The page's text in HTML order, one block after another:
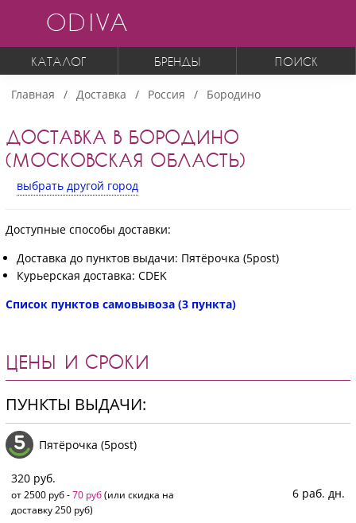
ODIVA
КАТАЛОГ БРЕНДЫ ПОИСК
Главная Доставка Россия Бородино
ДОСТАВКА В БОРОДИНО
(МОСКОВСКАЯ ОБЛАСТЬ)
выбрать другой город
Доступные способы доставки:
Доставка до пунктов выдачи: Пятёрочка (5post)
Курьерская доставка: CDEK
Список пунктов самовывоза (3 пункта)
ЦЕНЫ И СРОКИ
ПУНКТЫ ВЫДАЧИ:
Пятёрочка (5post)
320 руб.
от 2500 руб -70 руб(или скидка на
доставку 250 руб)
6 раб. дн.